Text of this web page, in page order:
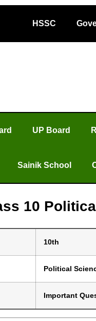
HSSC
UP Board
Sainik School
10
10th
Political
Important